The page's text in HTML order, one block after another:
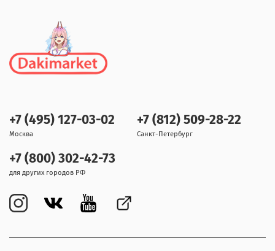
+7 (495) 127-03-02
Москва
+7 (812) 509-28-22
Санкт-Петербург
+7 (800) 302-42-73
для других городов РФ